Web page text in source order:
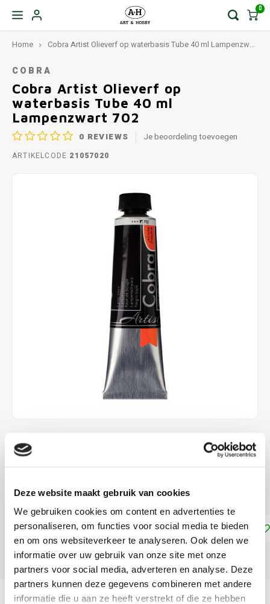
Deze website maakt gebruik van cookies
We gebruiken cookies om content en advertenties te
personaliseren, om functies voor social media te bieden
en om ons websiteverkeer te analyseren. Ook delen we
informatie over uw gebruik van onze site met onze
partners voor social media, adverteren en analyse. Deze
partners kunnen deze gegevens combineren met andere
informatie die u aan ze heeft verstrekt of die ze hebben
0
Home Cobra Artist Olieverf op waterbasis Tube 40 ml Lampenzwart 702
COBRA
Cobra Artist Olieverf op
waterbasis Tube 40 ml
Lampenzwart 702
0 REVIEWS Je beoordeling toevoegen
ARTIKELCODE 21057020
€10,50
Dekkracht: HalfdekkendLees meer
Toevoegen aan winkelwagen
DELEN:
Productomschrijving